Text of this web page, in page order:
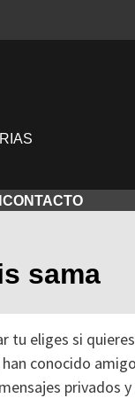
CONTACTO
sama
eliges si
conocido
privados